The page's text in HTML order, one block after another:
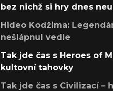
bez nichž si hry dnes
Hideo Kodžima:
nešlápnul vedle
Tak jde čas s Heroes of
kultovní tahovky
Tak jde čas s Civilizací